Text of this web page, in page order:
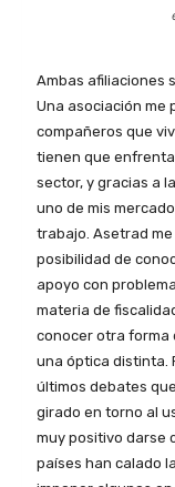
Ambas afiliaciones
Una asociación me
compañeros que
tienen que
sector, y gracias a
uno de mis
trabajo. Asetrad
posibilidad de
apoyo con
materia de
conocer otra forma
una óptica distinta.
últimos debates
girado en torno al
muy positivo darse
países han calado